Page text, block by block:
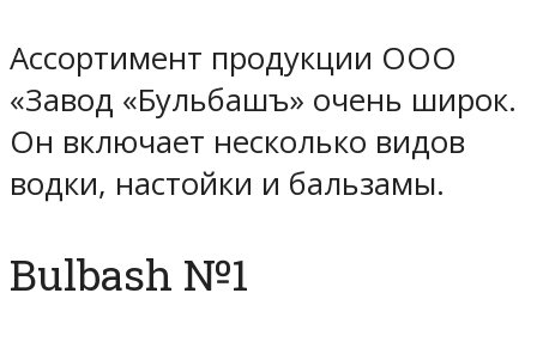
Ассортимент продукции ООО
«Завод «Бульбашъ» очень широк.
Он включает несколько видов
водки, настойки и бальзамы.
Bulbash №1